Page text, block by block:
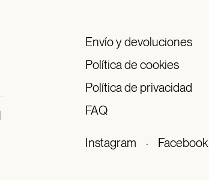
Envío y devoluciones
Política de cookies
Política de privacidad
FAQ
Instagram · Facebook